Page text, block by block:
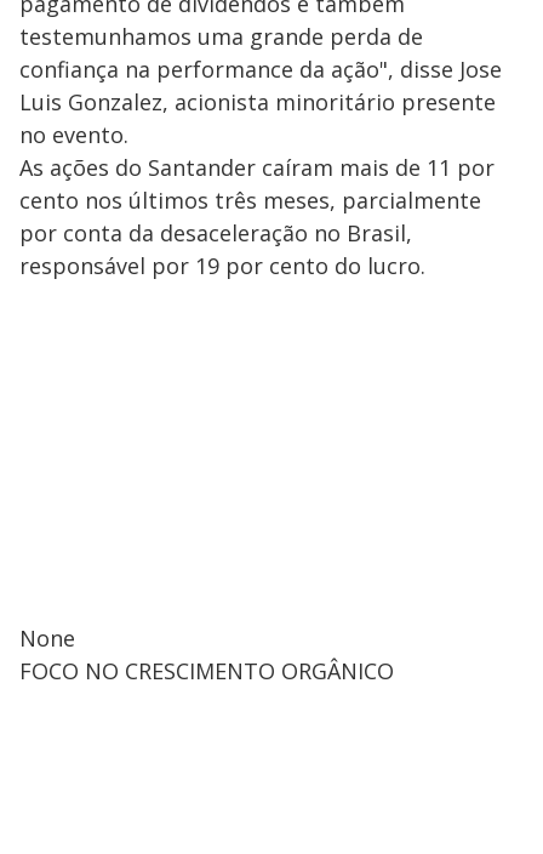
testemunhamos uma grande perda de
confiança na performance da ação", disse Jose
Luis Gonzalez, acionista minoritário presente
no evento.
As ações do Santander caíram mais de 11 por
cento nos últimos três meses, parcialmente
por conta da desaceleração no Brasil,
responsável por 19 por cento do lucro.
None
FOCO NO CRESCIMENTO ORGÂNICO